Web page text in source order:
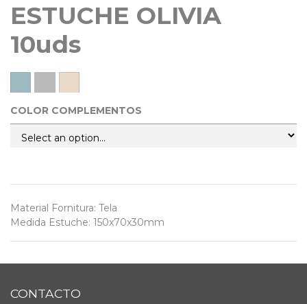
ESTUCHE OLIVIA
10uds
COLOR COMPLEMENTOS
Material Fornitura: Tela
Medida Estuche: 150x70x30mm
CONTACTO